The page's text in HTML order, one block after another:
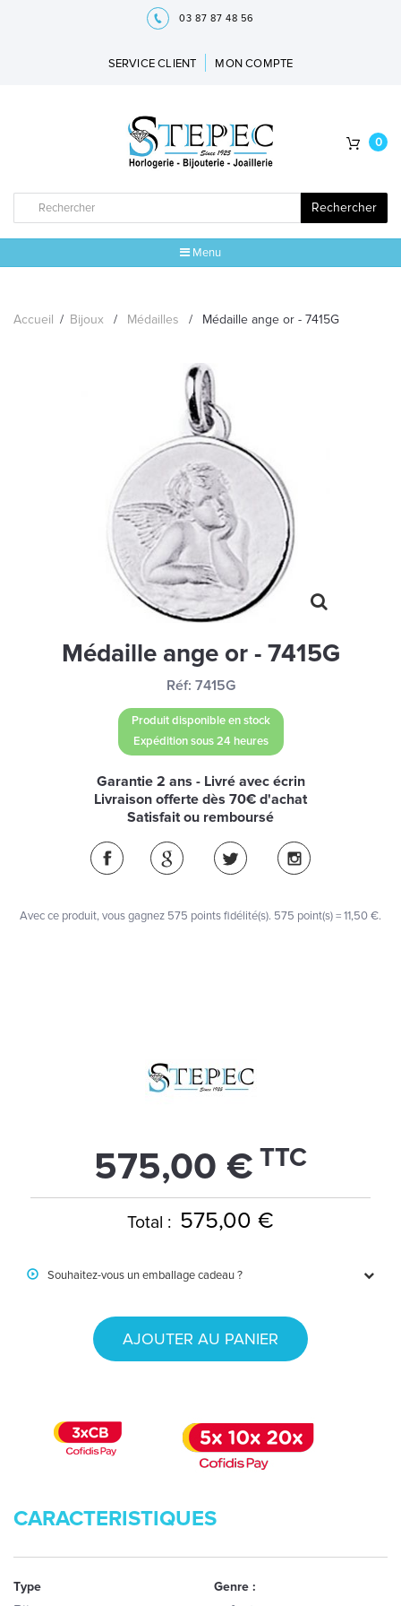
03 87 87 48 56
SERVICE CLIENT MON COMPTE
Rechercher
0
Menu
BIJOUX
MONTRES
LES GEORGETTES
SWAROVSKI
BONNES AFFAIRES
CARTES CADEAUX
IDÉE CADEAUX
QUI SOMMES NOUS
BLOG
Accueil / Bijoux / Médailles / Médaille ange or - 7415G
Médaille ange or - 7415G
Réf: 7415G
Produit disponible en stock
Expédition sous 24 heures
Garantie 2 ans - Livré avec écrin
Livraison offerte dès 70€ d'achat
Satisfait ou remboursé
Avec ce produit, vous gagnez 575 points fidélité(s). 575 point(s) =11,50 €.
575,00 € TTC
Total : 575,00 €
Souhaitez-vous un emballage cadeau ?
AJOUTER AU PANIER
CARACTERISTIQUES
Type Genre :